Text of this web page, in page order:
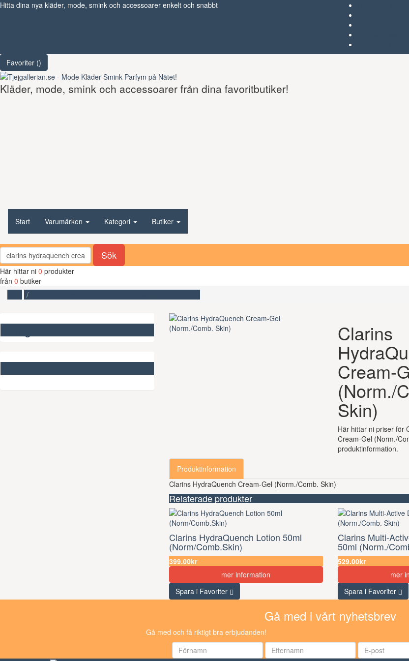
Hitta dina nya kläder, mode, smink och accessoarer enkelt och snabbt
Favoriter ()
Kläder, mode, smink och accessoarer från dina favoritbutiker!
Start Varumärken Kategori Butiker
Sök
Här hittar ni 0 produkter
från 0 butiker
Clarins
Cream-
(Norm./
Skin)
Här hittar ni priser för
Cream-Gel (Norm./
produktinformation.
Produktinformation
Clarins HydraQuench Cream-Gel (Norm./Comb. Skin)
Relaterade produkter
Clarins HydraQuench Lotion 50ml
(Norm/Comb.Skin)
399.00kr
mer information
Spara i Favoriter
Clarins Multi-
50ml (Norm./
529.00kr
mer
Spara i Favoriter
Gå med i vårt nyhetsbrev
Gå med och få riktigt bra erbjudanden!